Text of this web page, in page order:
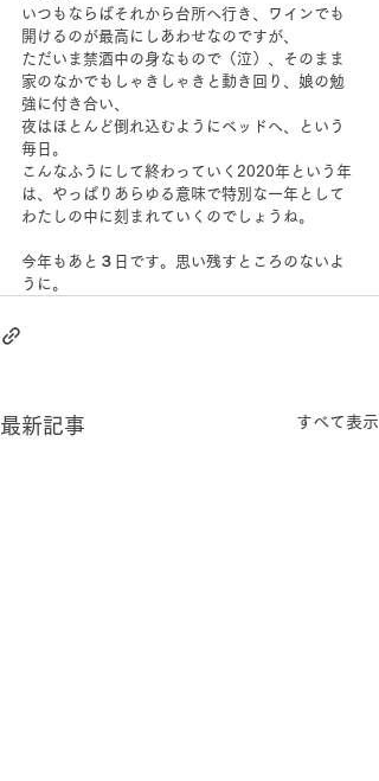
いつもならばそれから台所へ行き、ワインでも
開けるのが最高にしあわせなのですが、
ただいま禁酒中の身なもので（泣）、そのまま
家のなかでもしゃきしゃきと動き回り、娘の勉
強に付き合い、
夜はほとんど倒れ込むようにベッドへ、という
毎日。
こんなふうにして終わっていく2020年という年
は、やっぱりあらゆる意味で特別な一年として
わたしの中に刻まれていくのでしょうね。
今年もあと３日です。思い残すところのないよ
うに。
最新記事 すべて表示